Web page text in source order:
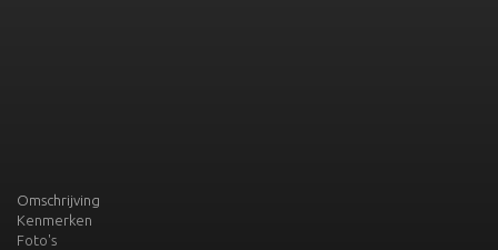
Omschrijving
Kenmerken
Foto's